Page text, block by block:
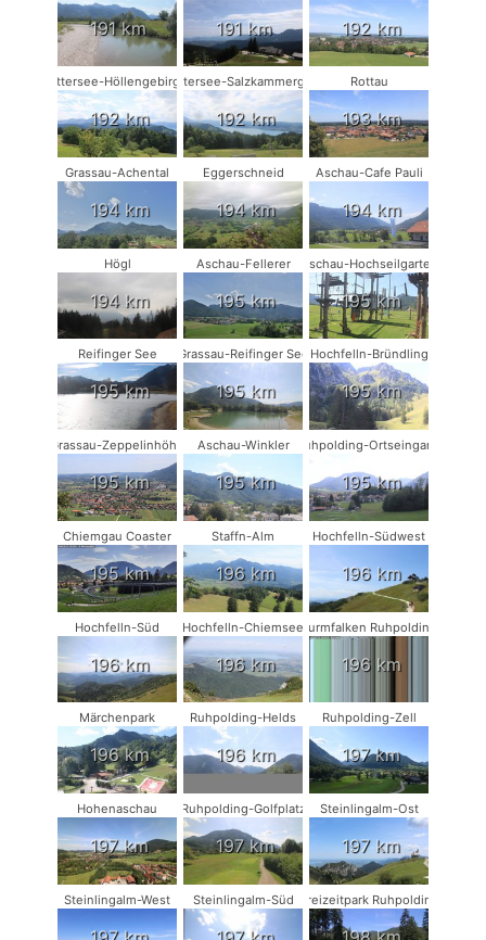
191 km 191 km 192 km
Attersee-Höllengebirge
192 km
Attersee-Salzkammergut
192 km
Rottau
193 km
Grassau-Achental
194 km
Eggerschneid
194 km
Aschau-Cafe Pauli
194 km
Högl
194 km
Aschau-Fellerer
195 km
Aschau-Hochseilgarten
195 km
Reifinger See
195 km
Grassau-Reifinger See
195 km
Hochfelln-Bründling
195 km
Grassau-Zeppelinhöhe
195 km
Aschau-Winkler
195 km
Ruhpolding-Ortseingang
195 km
Chiemgau Coaster
195 km
Staffn-Alm
196 km
Hochfelln-Südwest
196 km
Hochfelln-Süd
196 km
Hochfelln-Chiemsee
196 km
Turmfalken Ruhpolding
196 km
Märchenpark
196 km
Ruhpolding-Helds
196 km
Ruhpolding-Zell
197 km
Hohenaschau
197 km
Ruhpolding-Golfplatz
197 km
Steinlingalm-Ost
197 km
Steinlingalm-West Steinlingalm-Süd Freizeitpark Ruhpolding